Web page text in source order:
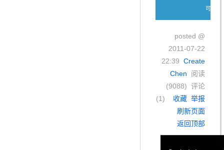
可。
posted @
2011-07-22
22:39 Create
Chen 阅读
(9088) 评论
(1) 收藏 举报
刷新页面
返回顶部